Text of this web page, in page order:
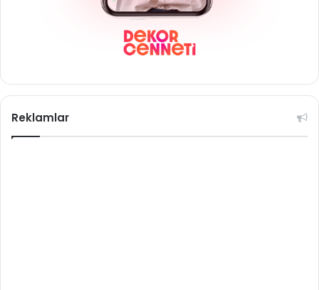
Reklamlar